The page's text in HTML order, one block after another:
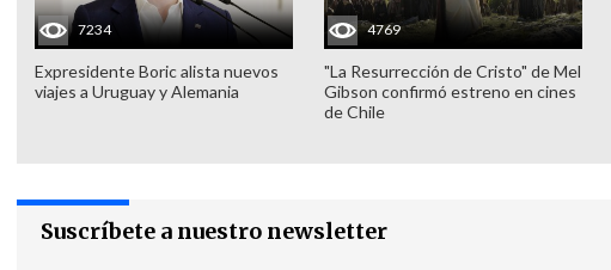
7234
Expresidente Boric alista nuevos
viajes a Uruguay y Alemania
4769
"La Resurrección de Cristo" de Mel
Gibson confirmó estreno en cines
de Chile
Suscríbete a nuestro newsletter